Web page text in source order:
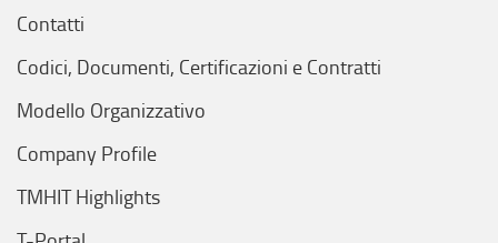
Contatti
Codici, Documenti, Certificazioni e Contratti
Modello Organizzativo
Company Profile
TMHIT Highlights